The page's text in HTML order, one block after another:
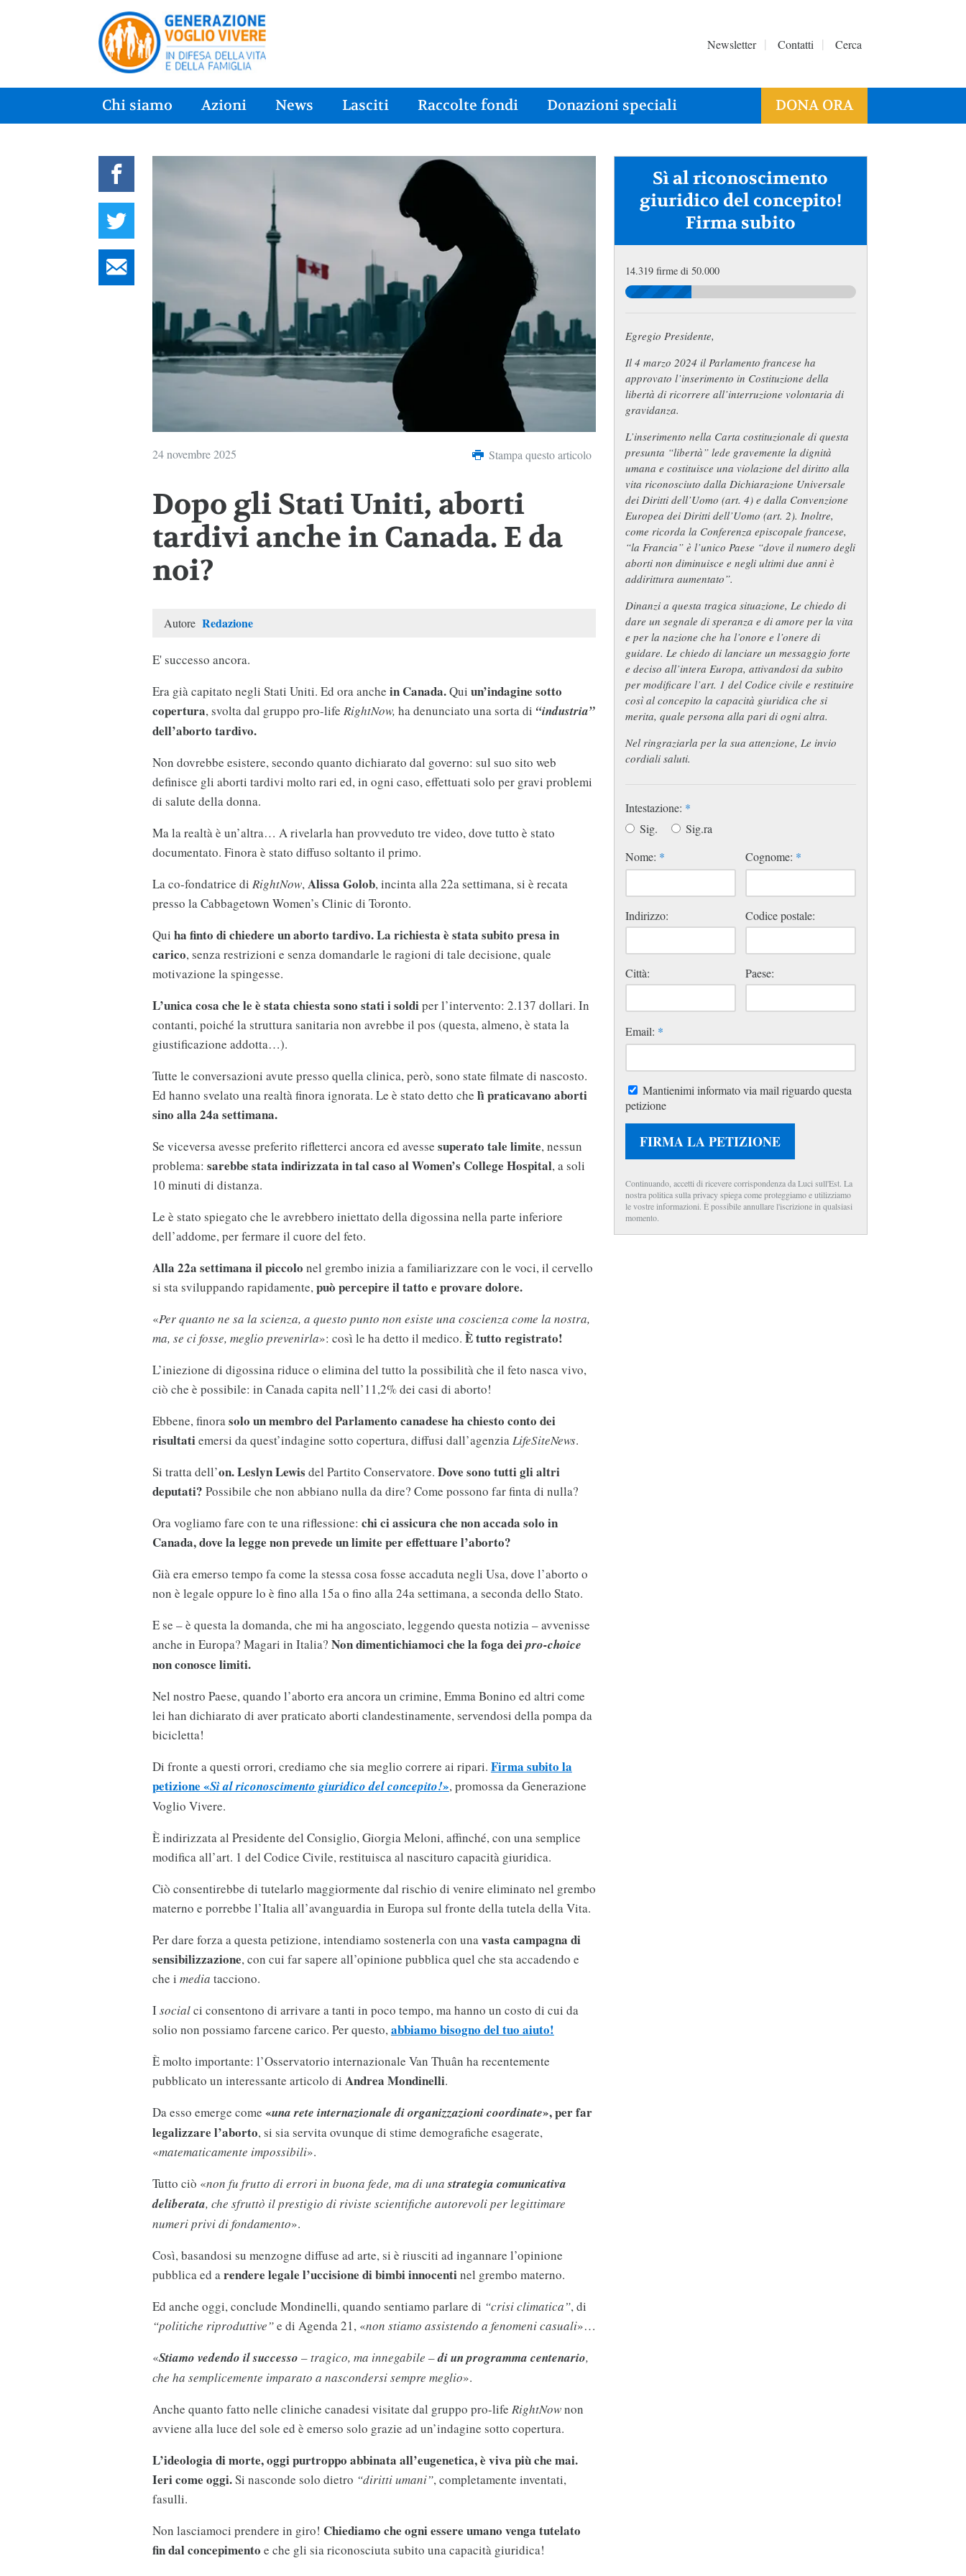
Newsletter Contatti Cerca
Chi siamo Azioni News Lasciti Raccolte fondi Donazioni speciali DONA ORA
24 novembre 2025 Stampa questo articolo
Dopo gli Stati Uniti, aborti
tardivi anche in Canada. E da
noi?
Autore Redazione
E' successo ancora.
Era già capitato negli Stati Uniti. Ed ora anche in Canada.Qui un’indagine sotto
copertura, svolta dal gruppo pro-life RightNow, ha denunciato una sorta di “industria”
dell’aborto tardivo.
Non dovrebbe esistere, secondo quanto dichiarato dal governo: sul suo sito web
definisce gli aborti tardivi molto rari ed, in ogni caso, effettuati solo per gravi problemi
di salute della donna.
Ma la realtà è un’altra… A rivelarla han provveduto tre video, dove tutto è stato
documentato. Finora è stato diffuso soltanto il primo.
La co-fondatrice di RightNow,Alissa Golob, incinta alla 22a settimana, si è recata
presso la Cabbagetown Women’s Clinic di Toronto.
Qui ha finto di chiedere un aborto tardivo. La richiesta è stata subito presa in
carico, senza restrizioni e senza domandarle le ragioni di tale decisione, quale
motivazione la spingesse.
L’unica cosa che le è stata chiesta sono stati i soldiper l’intervento: 2.137 dollari. In
contanti, poiché la struttura sanitaria non avrebbe il pos (questa, almeno, è stata la
giustificazione addotta…).
Tutte le conversazioni avute presso quella clinica, però, sono state filmate di nascosto.
Ed hanno svelato una realtà finora ignorata. Le è stato detto che lìpraticavano aborti
sino alla 24a settimana.
Se viceversa avesse preferito rifletterci ancora ed avesse superato tale limite, nessun
problema: sarebbe stata indirizzata in tal caso al Women’s College Hospital, a soli
10 minuti di distanza.
Le è stato spiegato che le avrebbero iniettato della digossina nella parte inferiore
dell’addome, per fermare il cuore del feto.
Alla 22a settimana il piccolo nel grembo inizia a familiarizzare con le voci, il cervello
si sta sviluppando rapidamente,può percepire il tatto e provare dolore.
«Per quanto ne sa la scienza, a questo punto non esiste una coscienza come la nostra,
ma, se ci fosse, meglio prevenirla»: così le ha detto il medico. È tutto registrato!
L’iniezione di digossina riduce o elimina del tutto la possibilità che il feto nasca vivo,
ciò che è possibile: in Canada capita nell’11,2% dei casi di aborto!
Ebbene, finorasolo un membro del Parlamento canadese ha chiesto conto dei
risultatiemersi da quest’indagine sotto copertura, diffusi dall’agenziaLifeSiteNews.
Si tratta dell’on. Leslyn Lewis del Partito Conservatore. Dove sono tutti gli altri
deputati? Possibile che non abbiano nulla da dire? Come possono far finta di nulla?
Ora vogliamo fare con te una riflessione: chi ci assicura che non accada solo in
Canada, dove la legge non prevede un limite per effettuare l’aborto?
Già era emerso tempo fa come la stessa cosa fosse accaduta negli Usa, dove l’aborto o
non è legale oppure lo è fino alla 15a o fino alla 24a settimana, a seconda dello Stato.
E se – è questa la domanda, che mi ha angosciato, leggendo questa notizia – avvenisse
anche in Europa? Magari in Italia? Non dimentichiamoci che la foga deipro-choice
non conosce limiti.
Nel nostro Paese, quando l’aborto era ancora un crimine, Emma Bonino ed altri come
lei han dichiarato di aver praticato aborti clandestinamente, servendosi della pompa da
bicicletta!
Di fronte a questi orrori, crediamo che sia meglio correre ai ripari. Firma subito la
petizione «Sì al riconoscimento giuridico del concepito!», promossa da Generazione
Voglio Vivere.
È indirizzata al Presidente del Consiglio, Giorgia Meloni, affinché, con una semplice
modifica all’art. 1 del Codice Civile, restituisca al nascituro capacità giuridica.
Ciò consentirebbe di tutelarlo maggiormente dal rischio di venire eliminato nel grembo
materno e porrebbe l’Italia all’avanguardia in Europa sul fronte della tutela della Vita.
Per dare forza a questa petizione, intendiamo sostenerla con unavasta campagna di
sensibilizzazione, con cui far sapere all’opinione pubblica quel che sta accadendo e
che i media tacciono.
Isocialci consentono di arrivare a tanti in poco tempo, ma hanno un costo di cui da
solio non possiamo farcene carico. Per questo,abbiamo bisogno del tuo aiuto!
È molto importante: l’Osservatorio internazionale Van Thuân ha recentemente
pubblicato un interessante articolo di Andrea Mondinelli.
Da esso emerge come «una rete internazionale di organizzazioni coordinate», per far
legalizzare l’aborto, si sia servita ovunque di stime demografiche esagerate,
«matematicamente impossibili».
Tutto ciò «non fu frutto di errori in buona fede, ma di unastrategia comunicativa
deliberata, che sfruttò il prestigio di riviste scientifiche autorevoli per legittimare
numeri privi di fondamento».
Così, basandosi su menzogne diffuse ad arte, si è riusciti ad ingannare l’opinione
pubblica ed arendere legale l’uccisione di bimbi innocentinel grembo materno.
Ed anche oggi, conclude Mondinelli, quando sentiamo parlare di “crisi climatica”, di
“politiche riproduttive”e di Agenda 21, «non stiamo assistendo a fenomeni casuali»…
«Stiamo vedendo il successo – tragico, ma innegabile –di un programma centenario,
che ha semplicemente imparato a nascondersi sempre meglio».
Anche quanto fatto nelle cliniche canadesi visitate dal gruppo pro-life RightNownon
avviene alla luce del sole ed è emerso solo grazie ad un’indagine sotto copertura.
L’ideologia di morte, oggi purtroppo abbinata all’eugenetica, è viva più che mai.
Ieri come oggi.Si nasconde solo dietro “diritti umani”, completamente inventati,
fasulli.
Non lasciamoci prendere in giro! Chiediamo che ogni essere umano venga tutelato
fin dal concepimento e che gli sia riconosciuta subito una capacità giuridica!
Sì al riconoscimento
giuridico del concepito!
Firma subito
14.319 firme di 50.000
Egregio Presidente,
Il 4 marzo 2024 il Parlamento francese ha
approvato l’inserimento in Costituzione della
libertà di ricorrere all’interruzione volontaria di
gravidanza.
L’inserimento nella Carta costituzionale di questa
presunta “libertà” lede gravemente la dignità
umana e costituisce una violazione del diritto alla
vita riconosciuto dalla Dichiarazione Universale
dei Diritti dell’Uomo (art. 4) e dalla Convenzione
Europea dei Diritti dell’Uomo (art. 2). Inoltre,
come ricorda la Conferenza episcopale francese,
“la Francia” è l’unico Paese “dove il numero degli
aborti non diminuisce e negli ultimi due anni è
addirittura aumentato”.
Dinanzi a questa tragica situazione, Le chiedo di
dare un segnale di speranza e di amore per la vita
e per la nazione che ha l’onore e l’onere di
guidare. Le chiedo di lanciare un messaggio forte
e deciso all’intera Europa, attivandosi da subito
per modificare l’art. 1 del Codice civile e restituire
così al concepito la capacità giuridica che si
merita, quale persona alla pari di ogni altra.
Nel ringraziarla per la sua attenzione, Le invio
cordiali saluti.
Intestazione: *
Sig.
Sig.ra
Nome: * Cognome: *
Indirizzo: Codice postale:
Città: Paese:
Email: *
Mantienimi informato via mail riguardo questa
petizione
FIRMA LA PETIZIONE
Continuando, accetti di ricevere corrispondenza da Luci sull'Est. La
nostra politica sulla privacy spiega come proteggiamo e utilizziamo
le vostre informazioni. È possibile annullare l'iscrizione in qualsiasi
momento.